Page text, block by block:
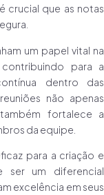
crucial que as notas
um papel vital na
para a
dentro das
não apenas
fortalece a
da equipe.
para a criação e
ser um diferencial
excelência em seus